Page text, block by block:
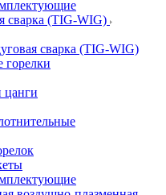
сварка (TIG-WIG)
сварка (TIG-WIG)
горелки
цанги